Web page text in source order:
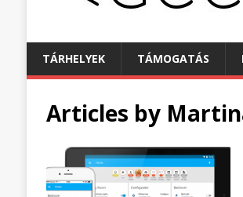
TÁRHELYEK TÁMOGATÁS
Articles by